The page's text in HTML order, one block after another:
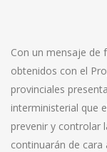
Con un mensaje de
obtenidos con el
provinciales
interministerial que
prevenir y controlar
continuarán de cara